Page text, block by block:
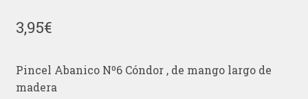
3,95€
Pincel Abanico Nº6 Cóndor , de mango largo de
madera